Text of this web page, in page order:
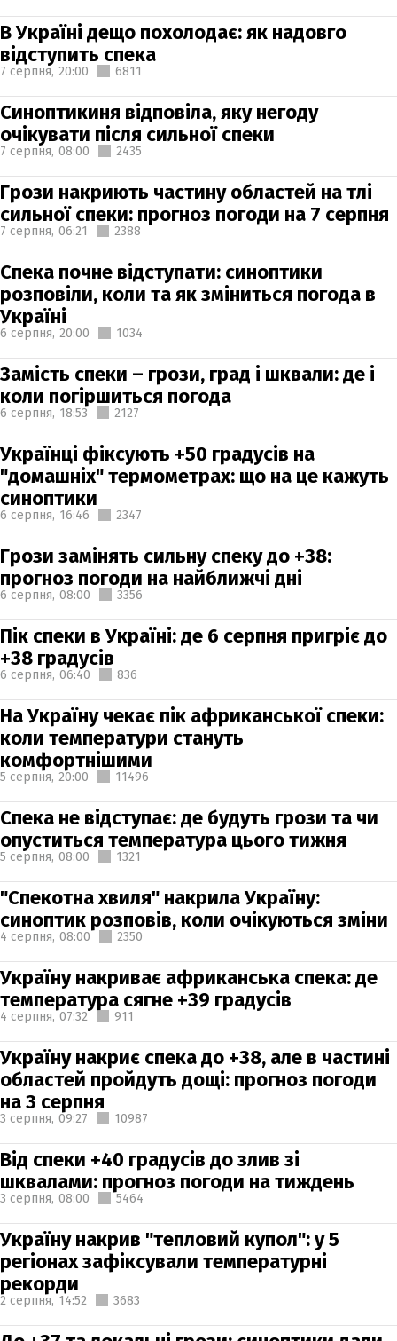
В Україні дещо похолодає: як надовго
відступить спека
7 серпня, 20:00 6811
Синоптикиня відповіла, яку негоду
очікувати після сильної спеки
7 серпня, 08:00 2435
Грози накриють частину областей на тлі
сильної спеки: прогноз погоди на 7 серпня
7 серпня, 06:21 2388
Спека почне відступати: синоптики
розповіли, коли та як зміниться погода в
Україні
6 серпня, 20:00 1034
Замість спеки – грози, град і шквали: де і
коли погіршиться погода
6 серпня, 18:53 2127
Українці фіксують +50 градусів на
"домашніх" термометрах: що на це кажуть
синоптики
6 серпня, 16:46 2347
Грози замінять сильну спеку до +38:
прогноз погоди на найближчі дні
6 серпня, 08:00 3356
Пік спеки в Україні: де 6 серпня пригріє до
+38 градусів
6 серпня, 06:40 836
На Україну чекає пік африканської спеки:
коли температури стануть
комфортнішими
5 серпня, 20:00 11496
Спека не відступає: де будуть грози та чи
опуститься температура цього тижня
5 серпня, 08:00 1321
"Спекотна хвиля" накрила Україну:
синоптик розповів, коли очікуються зміни
4 серпня, 08:00 2350
Україну накриває африканська спека: де
температура сягне +39 градусів
4 серпня, 07:32 911
Україну накриє спека до +38, але в частині
областей пройдуть дощі: прогноз погоди
на 3 серпня
3 серпня, 09:27 10987
Від спеки +40 градусів до злив зі
шквалами: прогноз погоди на тиждень
3 серпня, 08:00 5464
Україну накрив "тепловий купол": у 5
регіонах зафіксували температурні
рекорди
2 серпня, 14:52 3683